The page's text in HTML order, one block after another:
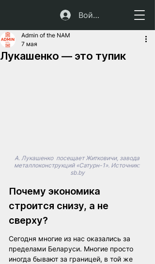
Войти
Лукашенко — это тупик
Admin of the NAM
7 мая
А. Лукашенко  посещает Житковичи, завода
металлоконструкций «Сатурн-1». Источник:
sb.by
Почему экономика
строится снизу, а не
сверху?
Сегодня многие из нас оказались за
пределами Беларуси. Многие просто
иногда бывают за границей, в той же